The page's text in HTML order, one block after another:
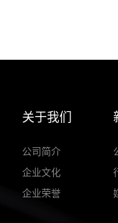
关于我们
公司简介
企业文化
企业荣誉